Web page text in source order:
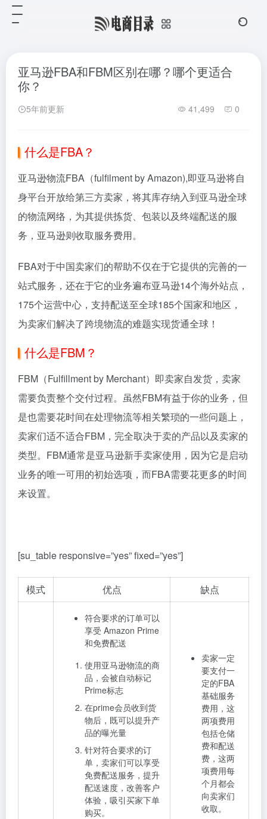
亚马逊FBA和FBM区别在哪？哪个更适合
你？
5年前更新 41,499 0
什么是FBA？
亚马逊物流FBA （fulfilment by Amazon),即亚马逊将自
身平台开放给第三方卖家，将其库存纳入到亚马逊全球
的物流网络，为其提供拣货、包装以及终端配送的服
务，亚马逊则收取服务费用。
FBA对于中国卖家们的帮助不仅在于它提供的完善的一
站式服务，还在于它的业务遍布亚马逊14个海外站点，
175个运营中心，支持配送至全球185个国家和地区，
为卖家们解决了跨境物流的难题实现货通全球！
什么是FBM？
FBM （Fulfillment by Merchant）即卖家自发货，卖家
需要负责整个交付过程。虽然FBM有益于你的业务，但
是也需要花时间在处理物流等相关繁琐的一些问题上，
卖家们适不适合FBM ，完全取决于卖的产品以及卖家的
类型。 FBM通常是亚马逊新手卖家使用，因为它是启动
业务的唯一可用的初始选项，而FBA需要花更多的时间
来设置。
[su_table responsive=”yes” fixed=”yes”]
模式 优点 缺点
符合要求的订单可以
享受 Amazon Prime
和免费配送
使用亚马逊物流的商
品，会被自动标记
Prime标志
在prime会员收到货
物后，既可以提升产
品的曝光量
针对符合要求的订
单，卖家们可以享受
免费配送服务，提升
配送速度，改善客户
体验，吸引买家下单
购买。
卖家一定
要支付一
定的FBA
基础服务
费用，这
两项费用
包括仓储
费和配送
费，这两
项费用每
个月都会
向卖家们
收取。